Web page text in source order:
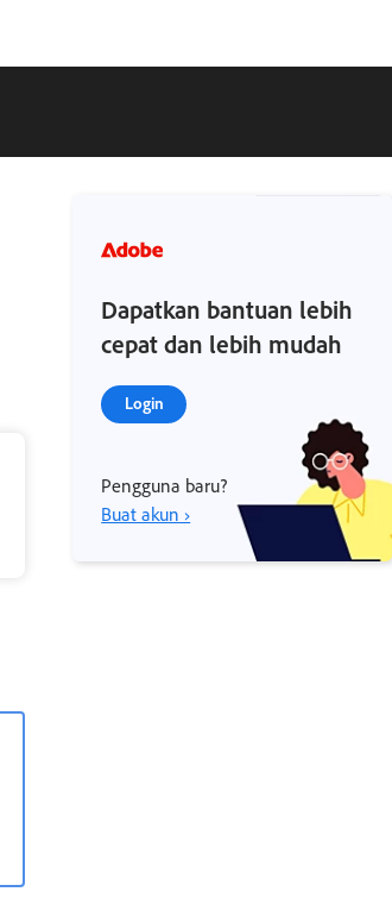
Dapatkan bantuan lebih
cepat dan lebih mudah
Login
Pengguna baru?
Buat akun ›